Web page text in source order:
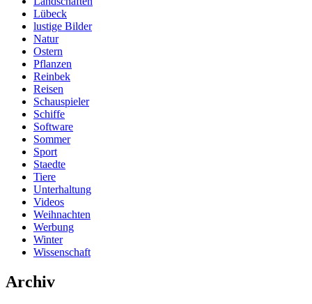
Lübeck
lustige Bilder
Natur
Ostern
Pflanzen
Reinbek
Reisen
Schauspieler
Schiffe
Software
Sommer
Sport
Staedte
Tiere
Unterhaltung
Videos
Weihnachten
Werbung
Winter
Wissenschaft
Archiv